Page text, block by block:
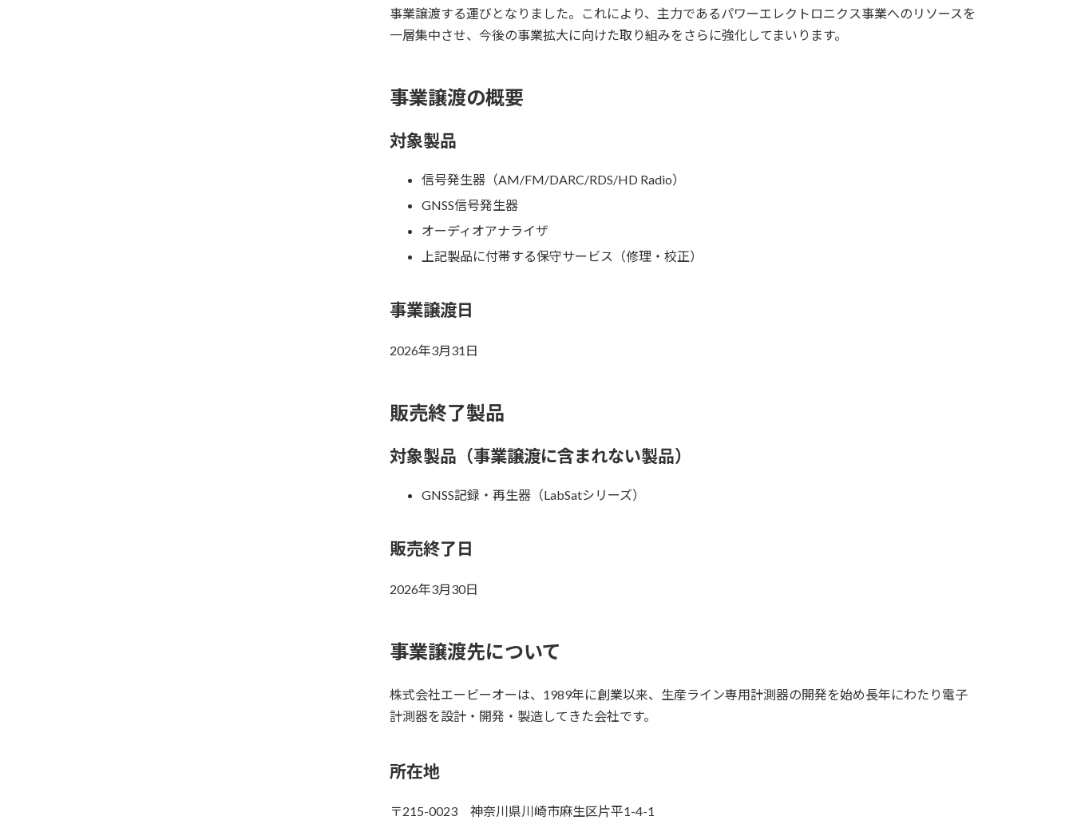
事業譲渡する運びとなりました。これにより、主力であるパワーエレクトロニクス事業へのリソースを
一層集中させ、今後の事業拡大に向けた取り組みをさらに強化してまいります。
事業譲渡の概要
対象製品
信号発生器（AM/FM/DARC/RDS/HD Radio）
GNSS信号発生器
オーディオアナライザ
上記製品に付帯する保守サービス（修理・校正）
事業譲渡日
2026年3月31日
販売終了製品
対象製品（事業譲渡に含まれない製品）
GNSS記録・再生器（LabSatシリーズ）
販売終了日
2026年3月30日
事業譲渡先について
株式会社エービーオーは、1989年に創業以来、生産ライン専用計測器の開発を始め長年にわたり電子
計測器を設計・開発・製造してきた会社です。
所在地
〒215-0023 神奈川県川崎市麻生区片平1-4-1